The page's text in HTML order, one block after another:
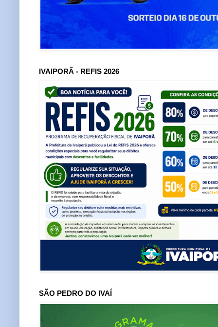
IVAIPORÃ - REFIS 2026
SÃO PEDRO DO IVAÍ